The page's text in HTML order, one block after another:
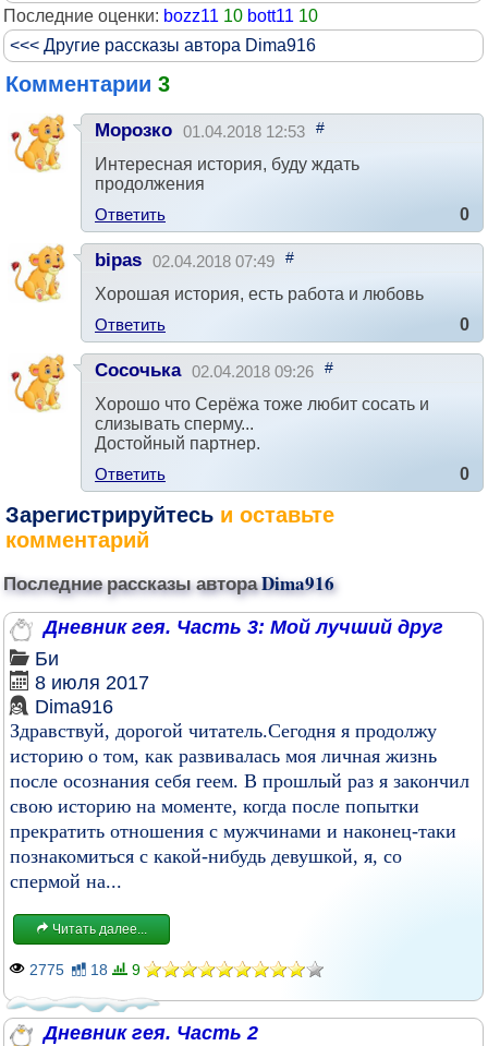
Последние оценки: bozz11 10 bott11 10
<<< Другие рассказы автора Dima916
Комментарии 3
Морозко 01.04.2018 12:53 #
Интересная история, буду ждать
продолжения
Ответить
0
bipas 02.04.2018 07:49 #
Хорошая история, есть работа и любовь
Ответить
0
Сосочька 02.04.2018 09:26 #
Хорошо что Серёжа тоже любит сосать и
слизывать сперму...
Достойный партнер.
Ответить
0
Зарегистрируйтесь и оставьте
комментарий
Последние рассказы автораDima916
Дневник гея. Часть 3: Мой лучший друг
Би
8 июля 2017
Dima916
Здравствуй, дорогой читатель.Сегодня я продолжу
историю о том, как развивалась моя личная жизнь
после осознания себя геем. В прошлый раз я закончил
свою историю на моменте, когда после попытки
прекратить отношения с мужчинами и наконец-таки
познакомиться с какой-нибудь девушкой, я, со
спермой на...
Читать далее...
2775 18 9
Дневник гея. Часть 2